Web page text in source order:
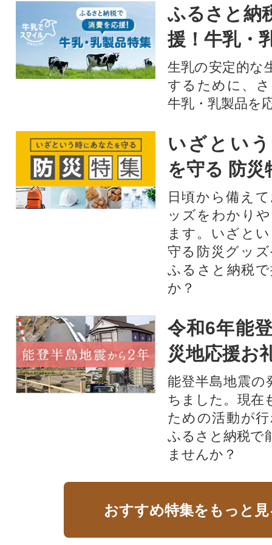
ふるさと納
援！牛乳・
生乳の安定的な
するために、
牛乳・乳製品を
いざとい
を守る 防災
日頃から備え
ッズをわかり
ます。いざと
守る防災グッ
ふるさと納税
か？
令和6年能
災地応援お
能登半島地震の
ちました。現在
ための活動が
ふるさと納税で
ませんか？
おすすめ特集をもっと